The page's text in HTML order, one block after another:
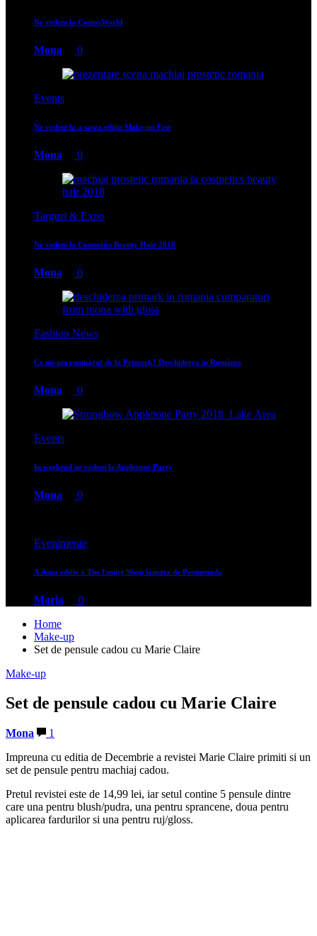
Ne vedem la CosmoWorld
Mona 0
Events
Ne vedem la a sasea editie Make-up Fest
Mona 0
Targuri & Expo
Ne vedem la Cosmetics Beauty Hair 2018
Mona 0
Fashion News
Ce mi-am cumpărat de la Primark? Deschiderea în România
Mona 0
Events
In weekend ne vedem la Appletone Party
Mona 0
Evenimente
A doua editie a The Empty Shop lansata de Promenada
Maria
0
Home
Make-up
Set de pensule cadou cu Marie Claire
Make-up
Set de pensule cadou cu Marie Claire
Mona
1
Impreuna cu editia de Decembrie a revistei Marie Claire primiti si un
set de pensule pentru machiaj cadou.
Pretul revistei este de 14,99 lei, iar setul contine 5 pensule dintre
care una pentru blush/pudra, una pentru sprancene, doua pentru
aplicarea fardurilor si una pentru ruj/gloss.